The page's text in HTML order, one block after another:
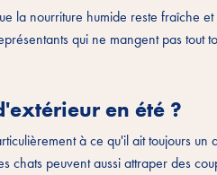
la nourriture humide reste fraîche
qui ne mangent pas tout
en été ?
à ce qu'il ait toujours
chats peuvent aussi attraper des